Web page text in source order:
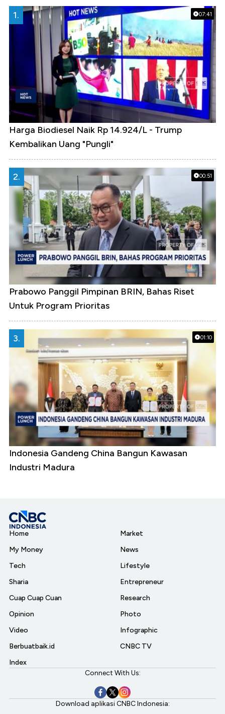
07:41
1.
Harga Biodiesel Naik Rp 14.924/L - Trump
Kembalikan Uang "Pungli"
00:51
2.
Prabowo Panggil Pimpinan BRIN, Bahas Riset
Untuk Program Prioritas
01:10
3.
Indonesia Gandeng China Bangun Kawasan
Industri Madura
Home
My Money
Tech
Sharia
Cuap Cuap Cuan
Opinion
Video
Berbuatbaik.id
Index
Market
News
Lifestyle
Entrepreneur
Research
Photo
Infographic
CNBC TV
Connect With Us:
Download aplikasi CNBC Indonesia: